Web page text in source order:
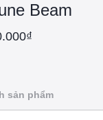
Beam
sản phẩm